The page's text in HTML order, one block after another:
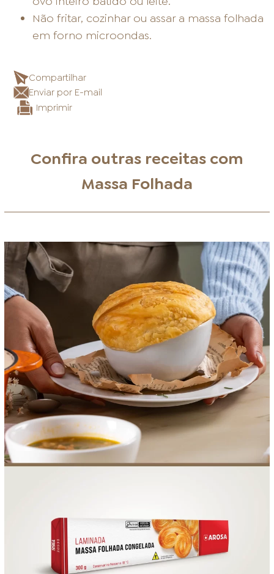
Não fritar, cozinhar ou assar a massa folhada
em forno microondas.
Compartilhar
Enviar por E-mail
Imprimir
Confira outras receitas com
Massa Folhada